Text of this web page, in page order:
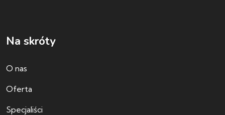
Na skróty
O nas
Oferta
Specjaliści